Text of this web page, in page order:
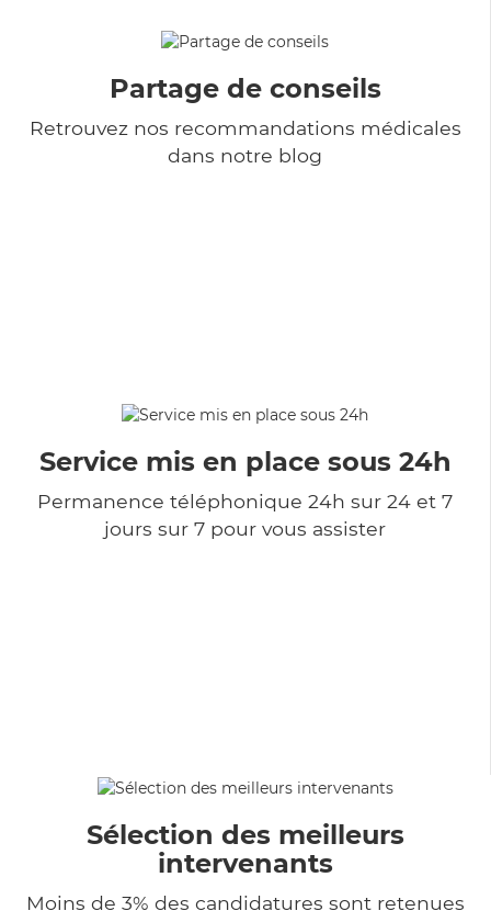
Partage de conseils
Retrouvez nos recommandations médicales
dans notre blog
Service mis en place sous 24h
Permanence téléphonique 24h sur 24 et 7
jours sur 7 pour vous assister
Sélection des meilleurs
intervenants
Moins de 3% des candidatures sont retenues